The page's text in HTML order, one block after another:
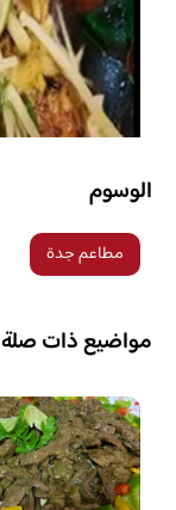
الوسوم
مطاعم جدة
مواضيع ذات صلة